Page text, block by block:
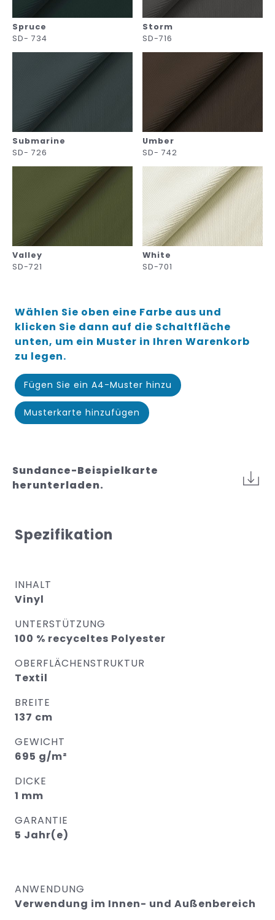
Spruce
SD- 734
Storm
SD-716
Submarine
SD- 726
Umber
SD- 742
Valley
SD-721
White
SD-701
Wählen Sie oben eine Farbe aus und
klicken Sie dann auf die Schaltfläche
unten, um ein Muster in Ihren Warenkorb
zu legen.
Fügen Sie ein A4-Muster hinzu
Musterkarte hinzufügen
Sundance-Beispielkarte
herunterladen.
Spezifikation
INHALT
Vinyl
UNTERSTÜTZUNG
100 % recyceltes Polyester
OBERFLÄCHENSTRUKTUR
Textil
BREITE
137 cm
GEWICHT
695 g/m²
DICKE
1 mm
GARANTIE
5 Jahr(e)
ANWENDUNG
Verwendung im Innen- und Außenbereich